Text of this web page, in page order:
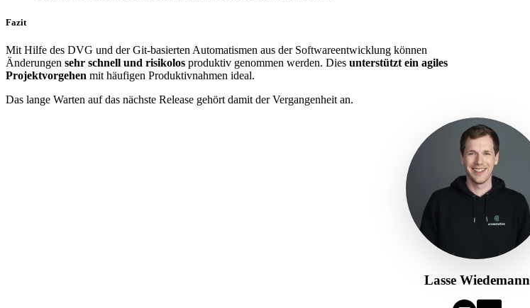
Fazit
Mit Hilfe des DVG und der Git-basierten Automatismen aus der Softwareentwicklung können
Änderungen sehr schnell und risikolos produktiv genommen werden. Dies unterstützt ein agiles
Projektvorgehen mit häufigen Produktivnahmen ideal.
Das lange Warten auf das nächste Release gehört damit der Vergangenheit an.
Lasse Wiedemann